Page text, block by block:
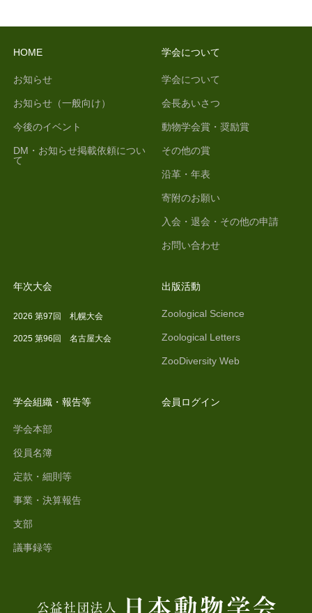
HOME
お知らせ
お知らせ（一般向け）
今後のイベント
DM・お知らせ掲載依頼につい
て
学会について
学会について
会長あいさつ
動物学会賞・奨励賞
その他の賞
沿革・年表
寄附のお願い
入会・退会・その他の申請
お問い合わせ
年次大会
2026 第97回 札幌大会
2025 第96回 名古屋大会
出版活動
Zoological Science
Zoological Letters
ZooDiversity Web
学会組織・報告等
学会本部
役員名簿
定款・細則等
事業・決算報告
支部
議事録等
会員ログイン